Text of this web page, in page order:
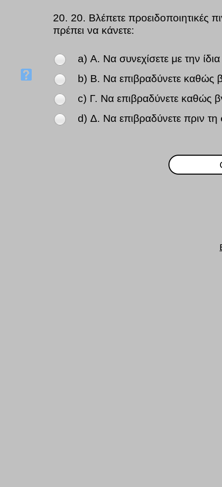
20. 20. Βλέπετε προειδοποιητικές
πρέπει να κάνετε:
a) Α. Να συνεχίσετε με την
b) Β. Να επιβραδύνετε καθώς
c) Γ. Να επιβραδύνετε καθώς
d) Δ. Να επιβραδύνετε πριν